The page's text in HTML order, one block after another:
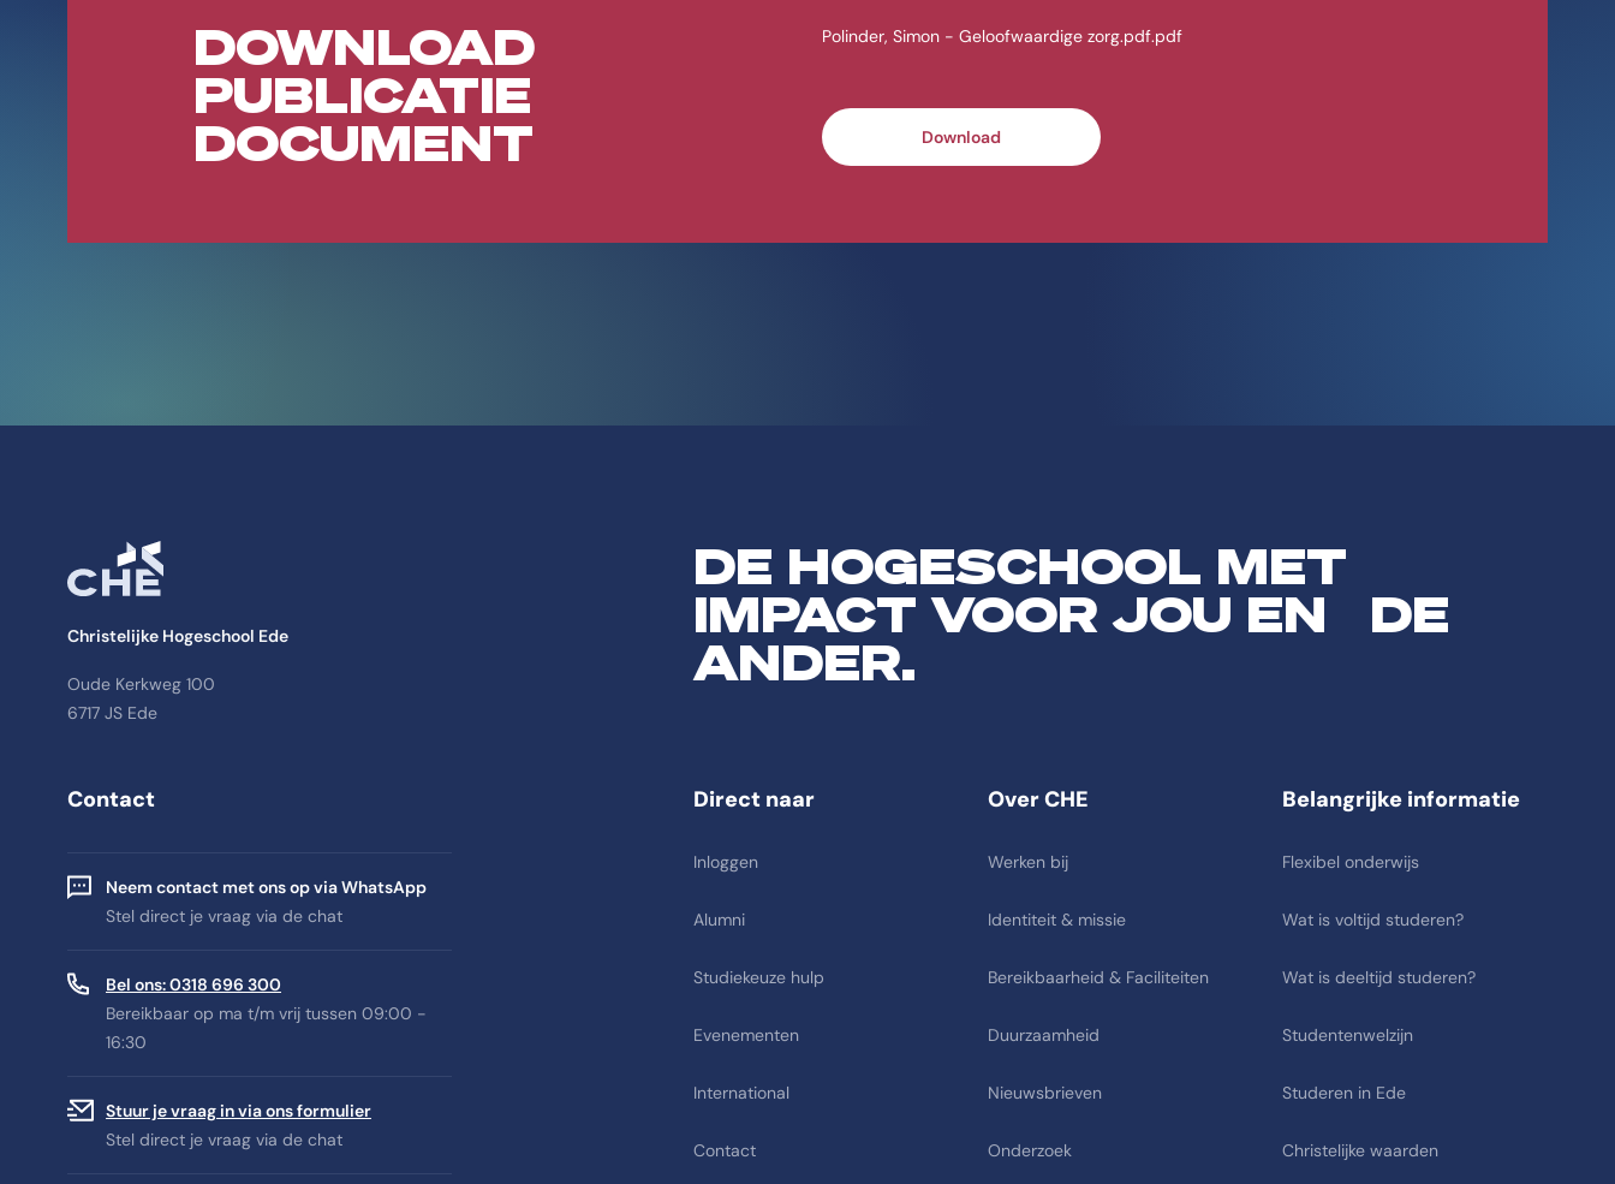
DOWNLOAD
PUBLICATIE
DOCUMENT
Polinder, Simon - Geloofwaardige zorg.pdf.pdf
Download
Christelijke Hogeschool Ede
Oude Kerkweg 100
6717 JS Ede
DE HOGESCHOOL MET
IMPACT VOOR JOU EN DE
ANDER.
Contact
Neem contact met ons op via WhatsApp
Stel direct je vraag via de chat
Bel ons: 0318 696 300
Bereikbaar op ma t/m vrij tussen 09:00 -
16:30
Stuur je vraag in via ons formulier
Stel direct je vraag via de chat
Direct naar
Inloggen
Alumni
Studiekeuze hulp
Evenementen
International
Contact
Over CHE
Werken bij
Identiteit & missie
Bereikbaarheid & Faciliteiten
Duurzaamheid
Nieuwsbrieven
Onderzoek
Belangrijke informatie
Flexibel onderwijs
Wat is voltijd studeren?
Wat is deeltijd studeren?
Studentenwelzijn
Studeren in Ede
Christelijke waarden